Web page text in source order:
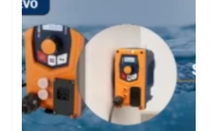
d
o
s
i
f
i
c
d